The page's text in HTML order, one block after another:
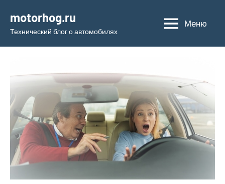
содержимому
motorhog.ru
Технический блог о автомобилях
Меню